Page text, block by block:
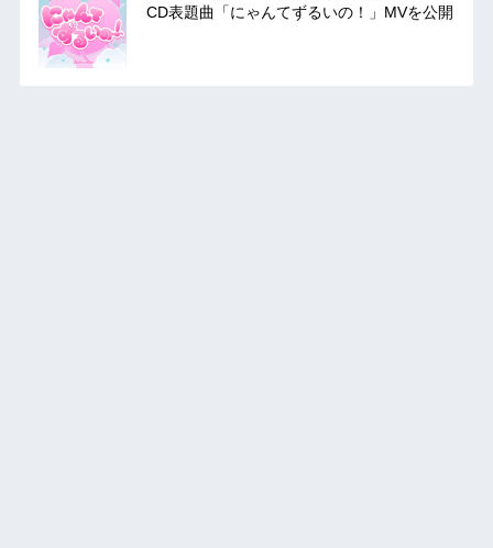
CD表題曲「にゃんてずるいの！」MVを公開